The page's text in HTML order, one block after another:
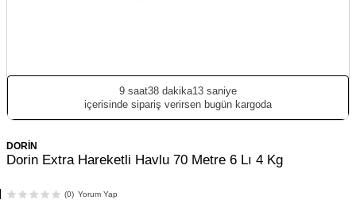
9 saat38 dakika13 saniye
içerisinde sipariş verirsen bugün kargoda
DORİN
Dorin Extra Hareketli Havlu 70 Metre 6 Lı 4 Kg
(0) Yorum Yap